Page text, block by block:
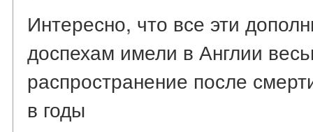
Интересно, что все эти
доспехам имели в Англии
распространение после
в годы